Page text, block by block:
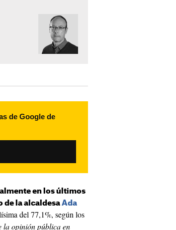
de Google de
en los últimos
de la alcaldesaAda
del 77,1%, según los
la opinión pública en